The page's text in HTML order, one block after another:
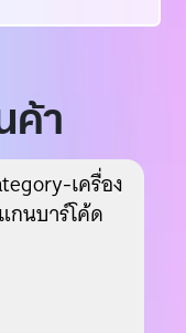
ค้า
งสแกนบาร์โค้ด